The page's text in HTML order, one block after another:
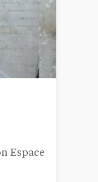
Espace